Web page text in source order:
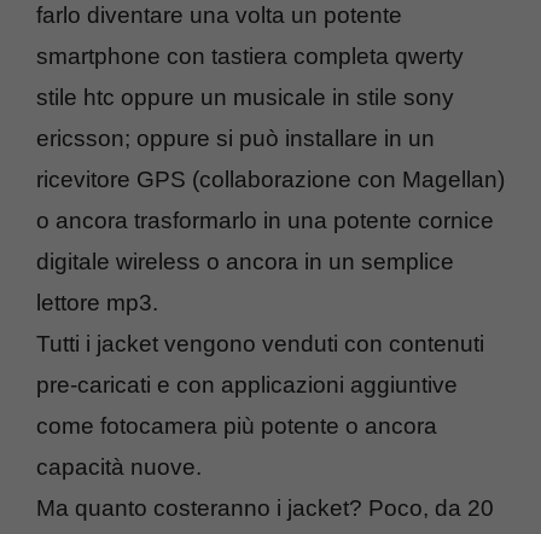
farlo diventare una volta un potente
smartphone con tastiera completa qwerty
stile htc oppure un musicale in stile sony
ericsson; oppure si può installare in un
ricevitore GPS (collaborazione con Magellan)
o ancora trasformarlo in una potente cornice
digitale wireless o ancora in un semplice
lettore mp3.
Tutti i jacket vengono venduti con contenuti
pre-caricati e con applicazioni aggiuntive
come fotocamera più potente o ancora
capacità nuove.
Ma quanto costeranno i jacket? Poco, da 20